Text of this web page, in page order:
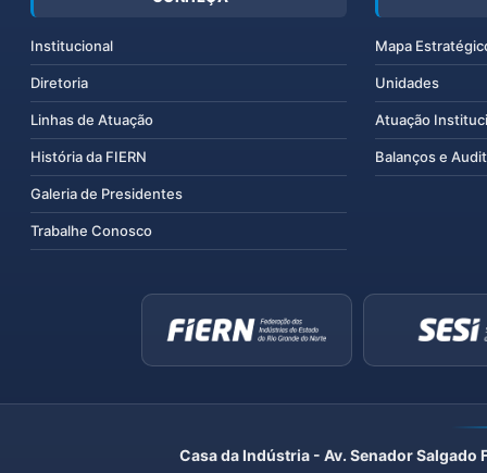
Institucional
Diretoria
Linhas de Atuação
História da FIERN
Galeria de Presidentes
Trabalhe Conosco
Mapa
Unidades
Atuação
Balanços e
Casa da Indústria - Av. Senador